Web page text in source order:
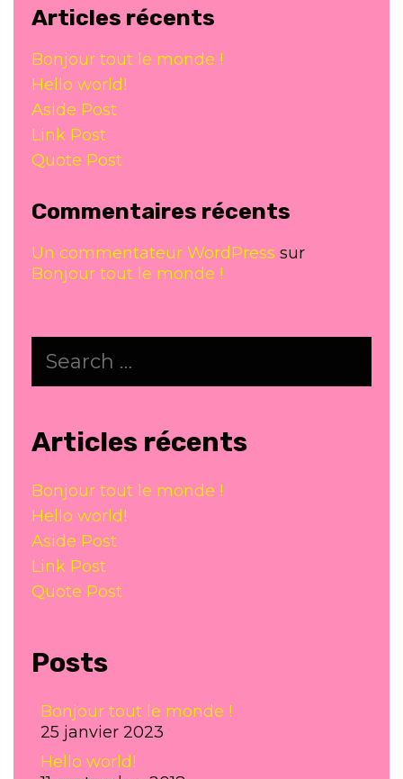
Articles récents
Bonjour tout le monde !
Hello world!
Aside Post
Link Post
Quote Post
Commentaires récents
Un commentateur WordPress sur
Bonjour tout le monde !
for:
Articles récents
Bonjour tout le monde !
Hello world!
Aside Post
Link Post
Quote Post
Posts
Bonjour tout le monde !
25 janvier 2023
Hello world!